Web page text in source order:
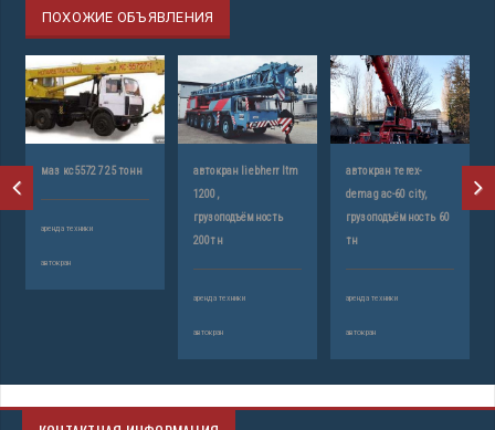
ПОХОЖИЕ ОБЪЯВЛЕНИЯ
маз кс55727 25 тонн
аренда техники
автокран
автокран liebherr ltm
1200,
грузоподъёмность
200тн
аренда техники
автокран
автокран тerex-
demag ac-60 city,
грузоподъёмность 60
тн
аренда техники
автокран